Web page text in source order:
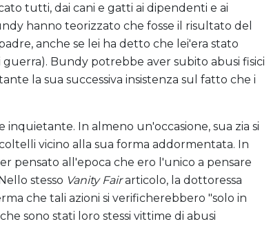
tutti, dai cani e gatti ai dipendenti e ai
hanno teorizzato che fosse il risultato del
anche se lei ha detto che lei'era stato
Bundy potrebbe aver subito abusi fisici
la sua successiva insistenza sul fatto che i
In almeno un'occasione, sua zia si
vicino alla sua forma addormentata. In
pensato all'epoca che ero l'unico a pensare
stesso Vanity Fairarticolo, la dottoressa
che tali azioni si verificherebbero "solo in
sono stati loro stessi vittime di abusi